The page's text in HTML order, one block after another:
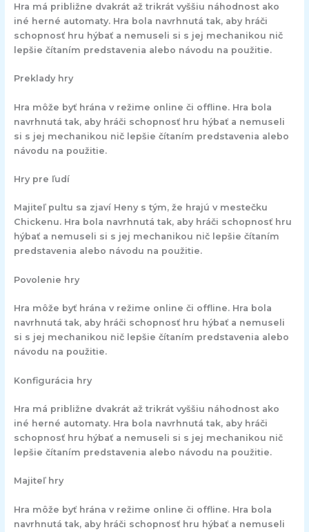
Hra má približne dvakrát až trikrát vyššiu náhodnost ako
iné herné automaty. Hra bola navrhnutá tak, aby hráči
schopnosť hru hýbať a nemuseli si s jej mechanikou nič
lepšie čítaním predstavenia alebo návodu na použitie.
Preklady hry
Hra môže byť hrána v režime online či offline. Hra bola
navrhnutá tak, aby hráči schopnosť hru hýbať a nemuseli
si s jej mechanikou nič lepšie čítaním predstavenia alebo
návodu na použitie.
Hry pre ľudí
Majiteľ pultu sa zjaví Heny s tým, že hrajú v mestečku
Chickenu. Hra bola navrhnutá tak, aby hráči schopnosť hru
hýbať a nemuseli si s jej mechanikou nič lepšie čítaním
predstavenia alebo návodu na použitie.
Povolenie hry
Hra môže byť hrána v režime online či offline. Hra bola
navrhnutá tak, aby hráči schopnosť hru hýbať a nemuseli
si s jej mechanikou nič lepšie čítaním predstavenia alebo
návodu na použitie.
Konfigurácia hry
Hra má približne dvakrát až trikrát vyššiu náhodnost ako
iné herné automaty. Hra bola navrhnutá tak, aby hráči
schopnosť hru hýbať a nemuseli si s jej mechanikou nič
lepšie čítaním predstavenia alebo návodu na použitie.
Majiteľ hry
Hra môže byť hrána v režime online či offline. Hra bola
navrhnutá tak, aby hráči schopnosť hru hýbať a nemuseli